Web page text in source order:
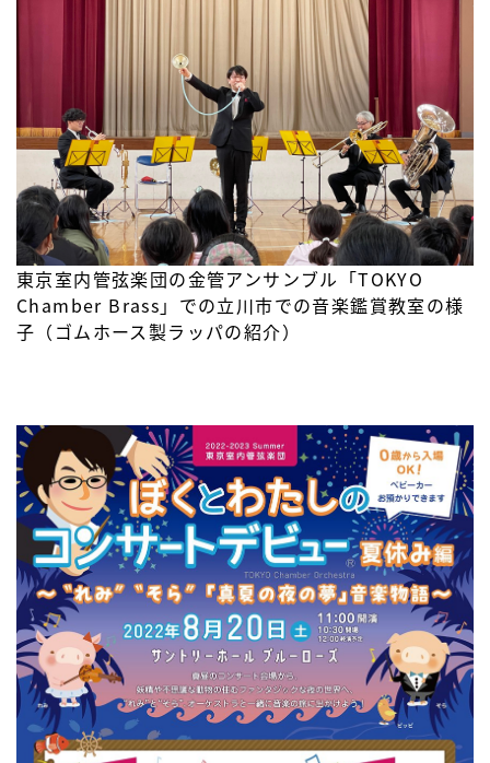
東京室内管弦楽団の金管アンサンブル「TOKYO
Chamber Brass」での立川市での音楽鑑賞教室の様
子（ゴムホース製ラッパの紹介）